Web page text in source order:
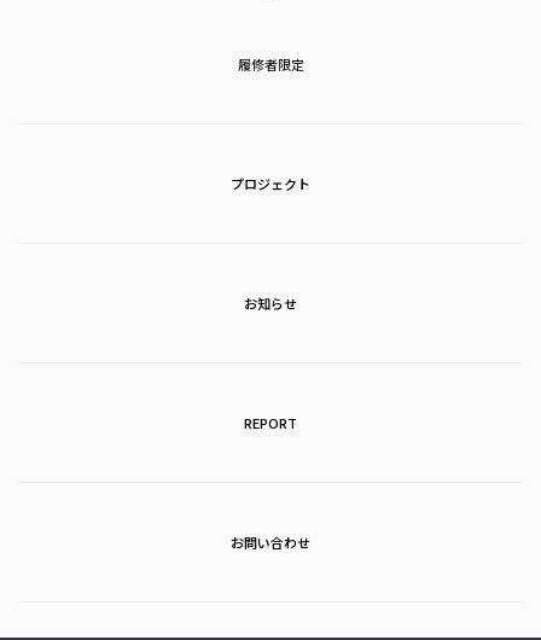
履修者限定
プロジェクト
お知らせ
REPORT
お問い合わせ